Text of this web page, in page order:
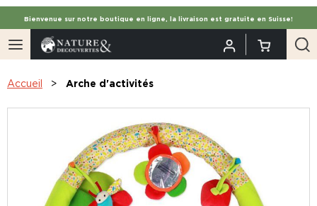
Bienvenue sur notre boutique en ligne, la livraison est gratuite en Suisse!
Accueil Arche d'activités